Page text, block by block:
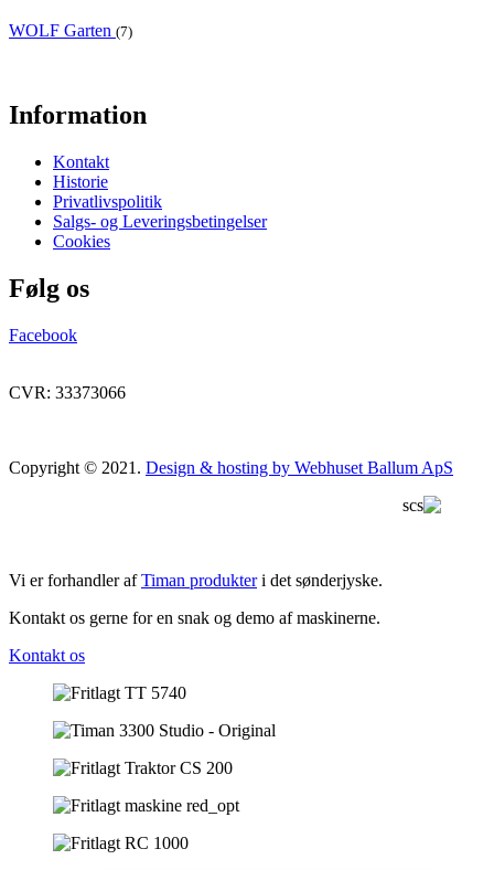
WOLF Garten (7)
Information
Kontakt
Historie
Privatlivspolitik
Salgs- og Leveringsbetingelser
Cookies
Følg os
Facebook
CVR: 33373066
Copyright © 2021. Design & hosting by Webhuset Ballum ApS
Vi er forhandler afTiman produkteri det sønderjyske.
Kontakt os gerne for en snak og demo af maskinerne.
Kontakt os